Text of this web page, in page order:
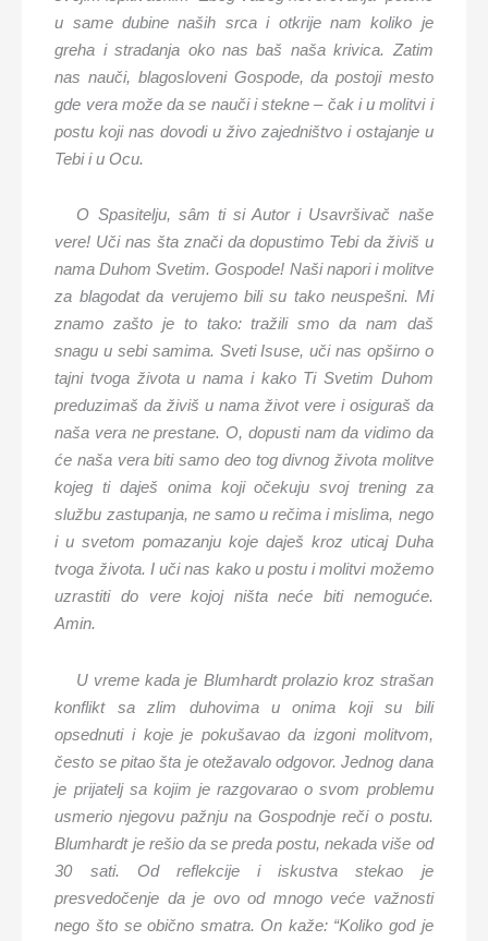
u same dubine naših srca i otkrije nam koliko je
greha i stradanja oko nas baš naša krivica. Zatim
nas nauči, blagosloveni Gospode, da postoji mesto
gde vera može da se nauči i stekne – čak i u molitvi i
postu koji nas dovodi u živo zajedništvo i ostajanje u
Tebi i u Ocu.
O Spasitelju, sâm ti si Autor i Usavršivač naše
vere! Uči nas šta znači da dopustimo Tebi da živiš u
nama Duhom Svetim. Gospode! Naši napori i molitve
za blagodat da verujemo bili su tako neuspešni. Mi
znamo zašto je to tako: tražili smo da nam daš
snagu u sebi samima. Sveti Isuse, uči nas opširno o
tajni tvoga života u nama i kako Ti Svetim Duhom
preduzimaš da živiš u nama život vere i osiguraš da
naša vera ne prestane. O, dopusti nam da vidimo da
će naša vera biti samo deo tog divnog života molitve
kojeg ti daješ onima koji očekuju svoj trening za
službu zastupanja, ne samo u rečima i mislima, nego
i u svetom pomazanju koje daješ kroz uticaj Duha
tvoga života. I uči nas kako u postu i molitvi možemo
uzrastiti do vere kojoj ništa neće biti nemoguće.
Amin.
U vreme kada je Blumhardt prolazio kroz strašan
konflikt sa zlim duhovima u onima koji su bili
opsednuti i koje je pokušavao da izgoni molitvom,
često se pitao šta je otežavalo odgovor. Jednog dana
je prijatelj sa kojim je razgovarao o svom problemu
usmerio njegovu pažnju na Gospodnje reči o postu.
Blumhardt je rešio da se preda postu, nekada više od
30 sati. Od reflekcije i iskustva stekao je
presvedočenje da je ovo od mnogo veće važnosti
nego što se obično smatra. On kaže: “Koliko god je